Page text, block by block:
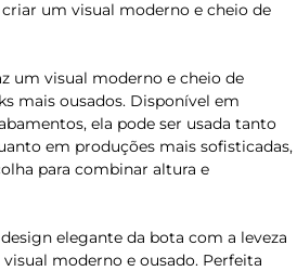
um visual moderno e cheio de
um visual moderno e cheio de
mais ousados. Disponível em
ela pode ser usada tanto
em produções mais sofisticadas,
para combinar altura e
elegante da bota com a leveza
moderno e ousado. Perfeita